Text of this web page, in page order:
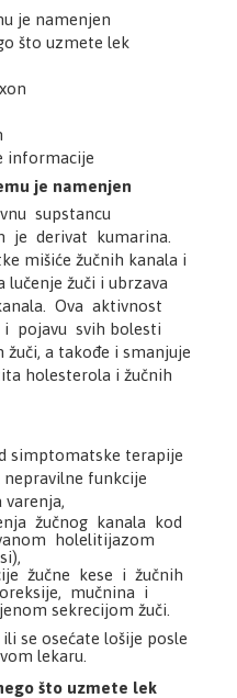
je namenjen
što uzmete lek
informacije
je namenjen
supstancu
je derivat kumarina.
mišiće žučnih kanala i
lučenje žuči i ubrzava
Ova aktivnost
pojavu svih bolesti
a takođe i smanjuje
holesterola i žučnih
simptomatske terapije
nepravilne funkcije
varenja,
žučnog kanala kod
holelitijazom
žučne kese i žučnih
mučnina i
sekrecijom žuči.
se osećate lošije posle
lekaru.
što uzmete lek